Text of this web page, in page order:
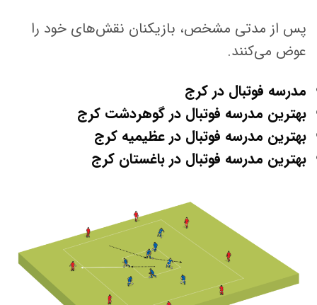
پس از مدتی مشخص، بازیکنان نقش‌های خود را
عوض می‌کنند.
مدرسه فوتبال در کرج
بهترین مدرسه فوتبال در گوهردشت کرج
بهترین مدرسه فوتبال در عظیمیه کرج
بهترین مدرسه فوتبال در باغستان کرج